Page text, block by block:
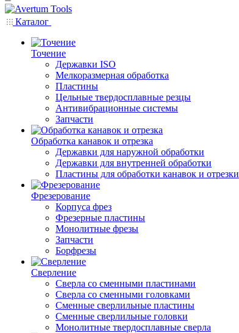
Каталог
Точение
Державки ISO
Мелкоразмерная обработка
Пластины
Цельные твердосплавные резцы
Антивибрационные системы
Запчасти
Обработка канавок и отрезка
Державки для наружной обработки
Державки для внутренней обработки
Пластины для обработки канавок и отрезки
Фрезерование
Корпуса фрез
Фрезерные пластины
Монолитные фрезы
Запчасти
Борфрезы
Сверление
Сверла со сменными пластинами
Сверла со сменными головками
Сменные сверлильные пластины
Сменные сверлильные головки
Монолитные твердосплавные сверла